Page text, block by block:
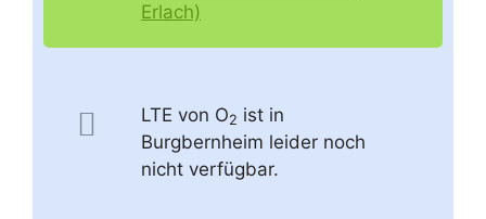
Erlach)
LTE von O2 ist in
Burgbernheim leider noch
nicht verfügbar.